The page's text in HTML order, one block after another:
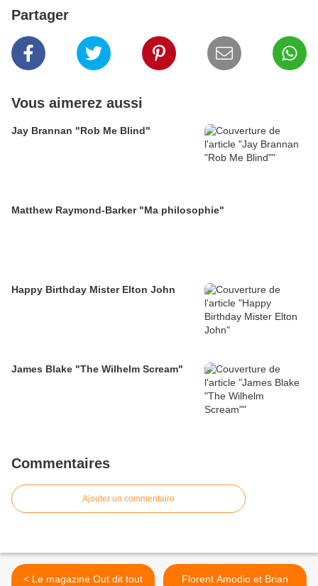
Partager
Vous aimerez aussi
Jay Brannan "Rob Me Blind"
Matthew Raymond-Barker "Ma philosophie"
Happy Birthday Mister Elton John
James Blake "The Wilhelm Scream"
Commentaires
Ajouter un commentaire
< Le magazine Out dit tout Florent Amodio et Brian